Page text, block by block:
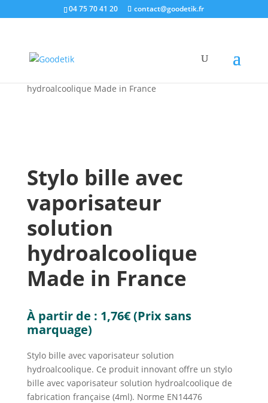
04 75 70 41 20 contact@goodetik.fr
e-shop/Hygiène & protection
Masque et gel
hydroalcoolique Made in France
Stylo bille avec
vaporisateur
solution
hydroalcoolique
Made in France
À partir de : 1,76€(Prix sans
marquage)
Stylo bille avec vaporisateur solution
hydroalcoolique. Ce produit innovant offre un stylo
bille avec vaporisateur solution hydroalcoolique de
fabrication française (4ml). Norme EN14476